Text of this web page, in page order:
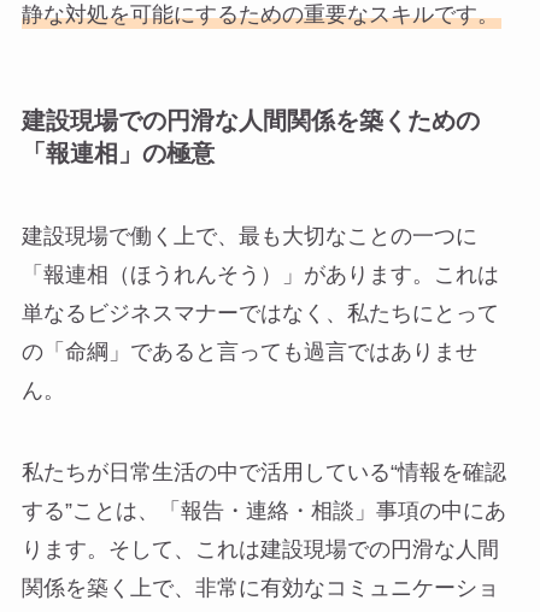
静な対処を可能にするための重要なスキルです。
建設現場での円滑な人間関係を築くための
「報連相」の極意
建設現場で働く上で、最も大切なことの一つに
「報連相（ほうれんそう）」があります。これは
単なるビジネスマナーではなく、私たちにとって
の「命綱」であると言っても過言ではありませ
ん。
私たちが日常生活の中で活用している“情報を確認
する”ことは、「報告・連絡・相談」事項の中にあ
ります。そして、これは建設現場での円滑な人間
関係を築く上で、非常に有効なコミュニケーショ